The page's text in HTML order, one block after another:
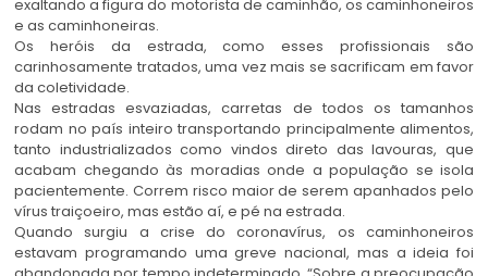
exaltando a figura do motorista de caminhão, os caminhoneiros
e as caminhoneiras.
Os heróis da estrada, como esses profissionais são
carinhosamente tratados, uma vez mais se sacrificam em favor
da coletividade.
Nas estradas esvaziadas, carretas de todos os tamanhos
rodam no país inteiro transportando principalmente alimentos,
tanto industrializados como vindos direto das lavouras, que
acabam chegando às moradias onde a população se isola
pacientemente. Correm risco maior de serem apanhados pelo
vírus traiçoeiro, mas estão aí, e pé na estrada.
Quando surgiu a crise do coronavírus, os caminhoneiros
estavam programando uma greve nacional, mas a ideia foi